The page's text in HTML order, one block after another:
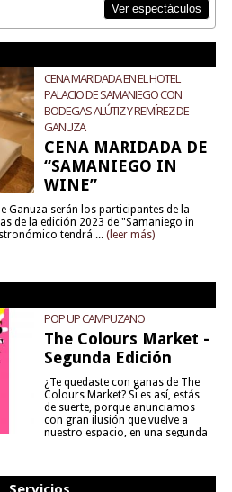
Ver espectáculos
CENA MARIDADA EN EL HOTEL
PALACIO DE SAMANIEGO CON
BODEGAS ALÚTIZ Y REMÍREZ DE
GANUZA
CENA MARIDADA DE
“SAMANIEGO IN
WINE”
Ganuza serán los participantes de la
de la edición 2023 de "Samaniego in
tendrá ... (leer más)
POP UP CAMPUZANO
The Colours Market -
Segunda Edición
¿Te quedaste con ganas de The
Colours Market? Si es así, estás
de suerte, porque anunciamos
con gran ilusión que vuelve a
nuestro espacio, en una segunda